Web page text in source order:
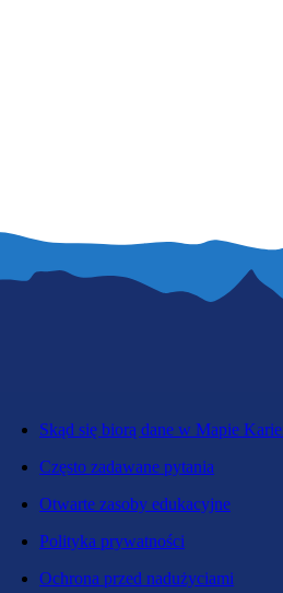
Skąd się biorą dane w Mapie
Często zadawane pytania
Otwarte zasoby edukacyjne
Polityka prywatności
Ochrona przed nadużyciami